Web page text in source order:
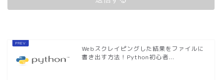
Webスクレイピングした結果をファイルに
書き出す方法！Python初心者...